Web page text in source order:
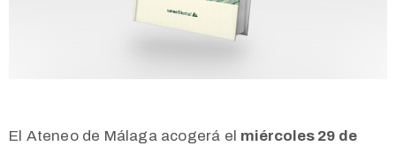
El Ateneo de Málaga acogerá el miércoles 29 de